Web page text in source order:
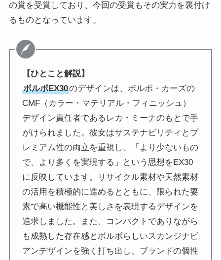
の賞を受賞しており、今回の受賞もその実力を裏付け
るものとなっています。
【ひとこと解説】
ボルボEX30のデザインは、ボルボ・カーズの
CMF（カラー・マテリアル・フィニッシュ）
デザイン責任者であるレカ・ミーナのもとで手
がけられました。彼女はサステナビリティとプ
レミアム性の両立を重視し、「より少ないもの
で、より多くを実現する」という思想をEX30
に反映しています。リサイクル素材や天然素材
の活用を積極的に進めるとともに、限られた要
素で高い機能性と美しさを表現するデザインを
追求しました。また、コンパクトでありながら
も成熟した存在感とボルボらしいスカンジナビ
アンデザインを強く打ち出し、ブランドの個性